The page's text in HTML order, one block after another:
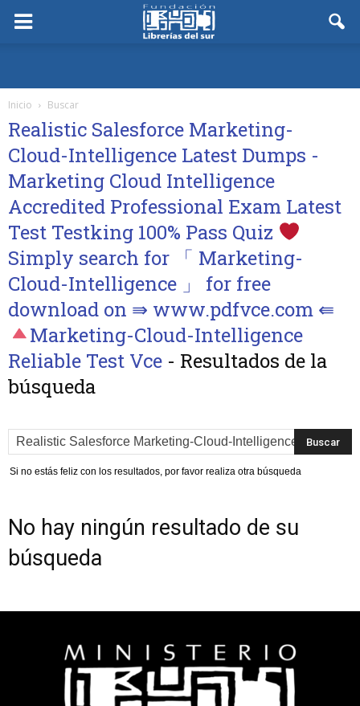
Inicio Buscar
Realistic Salesforce Marketing-
Cloud-Intelligence Latest Dumps -
Marketing Cloud Intelligence
Accredited Professional Exam Latest
Test Testking 100% Pass Quiz
Simply search for 「 Marketing-
Cloud-Intelligence 」 for free
download on ⇛ www.pdfvce.com ⇚
Marketing-Cloud-Intelligence
Reliable Test Vce - Resultados de la
búsqueda
Si no estás feliz con los resultados, por favor realiza otra búsqueda
No hay ningún resultado de su
búsqueda